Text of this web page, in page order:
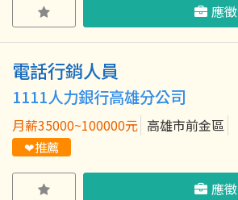
應徵
電話行銷人員
1111人力銀行高雄分公司
月薪35000~100000元 高雄市前金區
❤推薦
應徵